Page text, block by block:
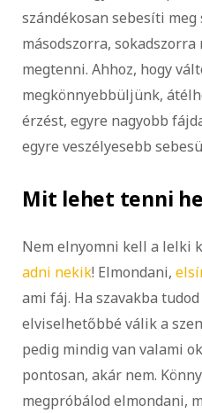
szándékosan sebesíti meg
másodszorra, sokadszorra
megtenni. Ahhoz, hogy
megkönnyebbüljünk,
érzést, egyre nagyobb
egyre veszélyesebb
Mit lehet tenni
Nem elnyomni kell a lelki
adni nekik! Elmondani,
ami fáj. Ha szavakba
elviselhetőbbé válik a
pedig mindig van valami
pontosan, akár nem.
megpróbálod elmondani,